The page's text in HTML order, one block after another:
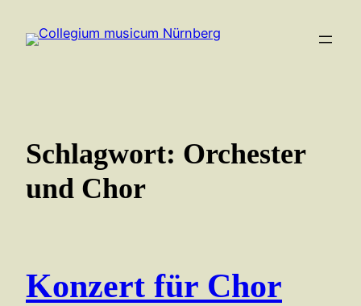
Inhalt
Schlagwort: Orchester
und Chor
Konzert für Chor